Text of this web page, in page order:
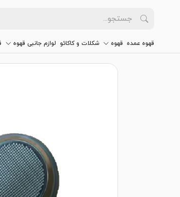
قهوه عمده قهوه شکلات و کاکائو لوازم جانبی قهوه